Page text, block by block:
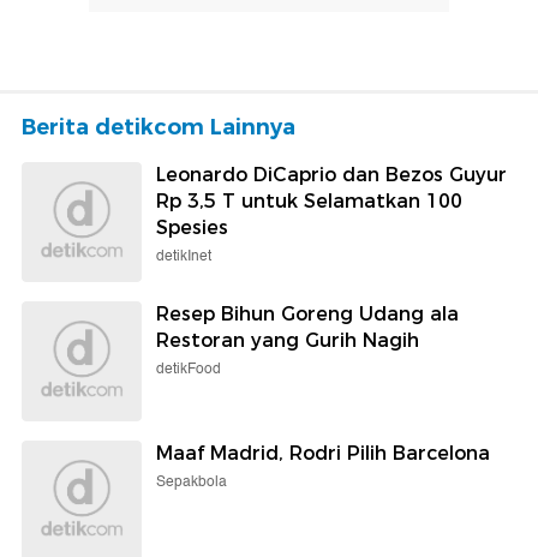
Berita detikcom Lainnya
Leonardo DiCaprio dan Bezos Guyur
Rp 3,5 T untuk Selamatkan 100
Spesies
detikInet
Resep Bihun Goreng Udang ala
Restoran yang Gurih Nagih
detikFood
Maaf Madrid, Rodri Pilih Barcelona
Sepakbola